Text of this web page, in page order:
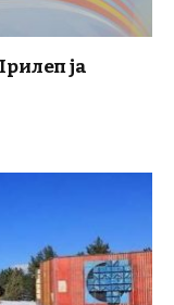
ја